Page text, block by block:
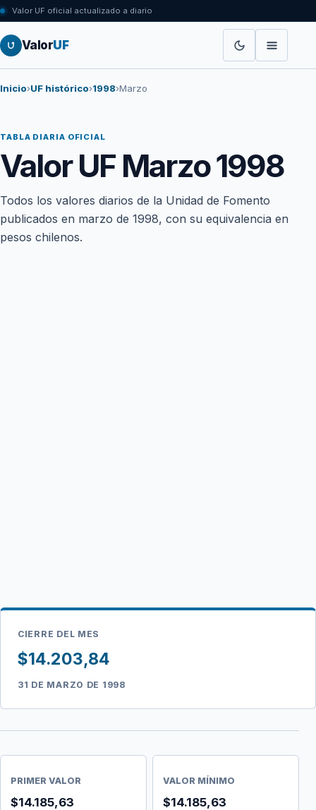
Valor UF oficial actualizado a diario
ValorUF
Inicio›UF histórico›1998›Marzo
TABLA DIARIA OFICIAL
Valor UF Marzo 1998
Todos los valores diarios de la Unidad de Fomento
publicados en marzo de 1998, con su equivalencia en
pesos chilenos.
CIERRE DEL MES
$14.203,84
31 DE MARZO DE 1998
PRIMER VALOR
$14.185,63
VALOR MÍNIMO
$14.185,63